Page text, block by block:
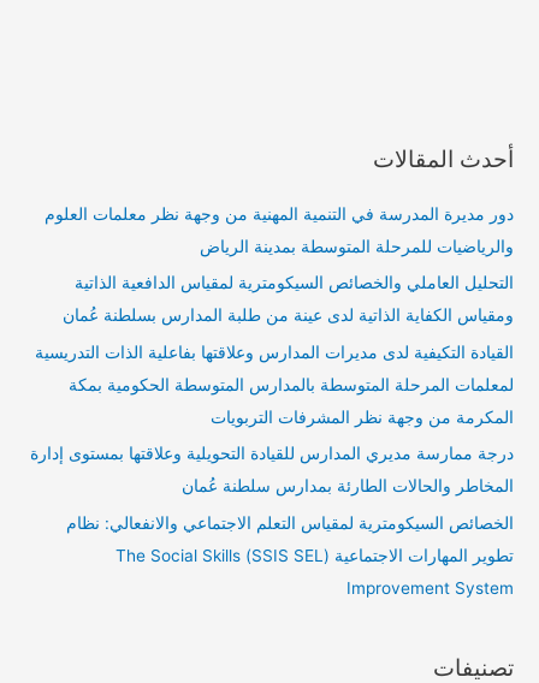
أحدث المقالات
دور مديرة المدرسة في التنمية المهنية من وجهة نظر معلمات العلوم
والرياضيات للمرحلة المتوسطة بمدينة الرياض
التحليل العاملي والخصائص السيكومترية لمقياس الدافعية الذاتية
ومقياس الكفاية الذاتية لدى عينة من طلبة المدارس بسلطنة عُمان
القيادة التكيفية لدى مديرات المدارس وعلاقتها بفاعلية الذات التدريسية
لمعلمات المرحلة المتوسطة بالمدارس المتوسطة الحكومية بمكة
المكرمة من وجهة نظر المشرفات التربويات
درجة ممارسة مديري المدارس للقيادة التحويلية وعلاقتها بمستوى إدارة
المخاطر والحالات الطارئة بمدارس سلطنة عُمان
الخصائص السيكومترية لمقياس التعلم الاجتماعي والانفعالي: نظام
تطوير المهارات الاجتماعية (SSIS SEL) The Social Skills
Improvement System
تصنيفات